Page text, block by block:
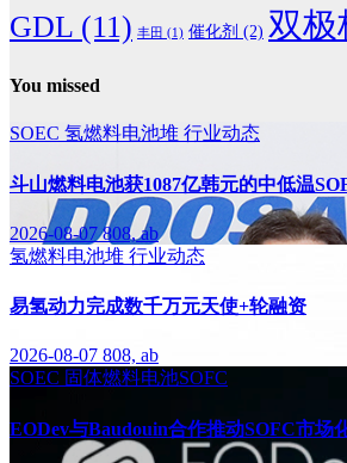
GDL (11) 丰田 (1) 催化剂 (2) 双极
You missed
SOEC 氢燃料电池堆 行业动态
斗山燃料电池获1087亿韩元的中低温
2026-08-07808, ab
氢燃料电池堆 行业动态
易氢动力完成数千万元天使+轮融资
2026-08-07 808, ab
SOEC 固体燃料电池SOFC
EODev与Baudouin合作推动SOFC市场